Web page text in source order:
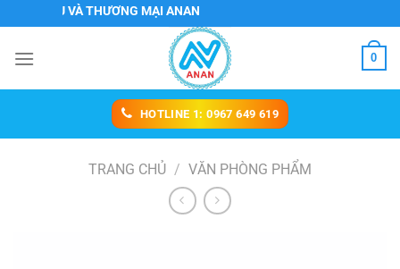
đến
nội
VỤ VÀ THƯƠNG MẠI ANAN
0
HOTLINE 1: 0967 649 619
TRANG CHỦ / VĂN PHÒNG PHẨM